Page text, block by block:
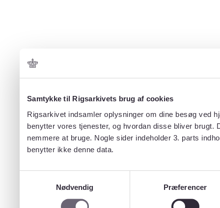
Samtykke til Rigsarkivets brug af cookies
Rigsarkivet indsamler oplysninger om dine besøg ved
benytter vores tjenester, og hvordan disse bliver
nemmere at bruge. Nogle sider indeholder 3. parts
benytter ikke denne data.
Nødvendig
Præferencer